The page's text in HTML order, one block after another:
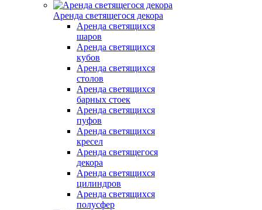
Аренда светящегося декора
Аренда светящихся
шаров
Аренда светящихся
кубов
Аренда светящихся
столов
Аренда светящихся
барных стоек
Аренда светящихся
пуфов
Аренда светящихся
кресел
Аренда светящегося
декора
Аренда светящихся
цилиндров
Аренда светящихся
полусфер